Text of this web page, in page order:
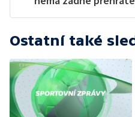
Ostatní také